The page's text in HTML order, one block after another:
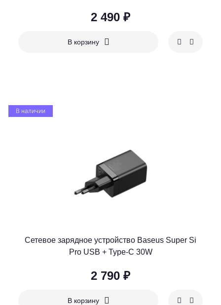
2 490 ₽
В корзину
В наличии
Сетевое зарядное устройство Baseus Super Si
Pro USB + Type-C 30W
2 790 ₽
В корзину